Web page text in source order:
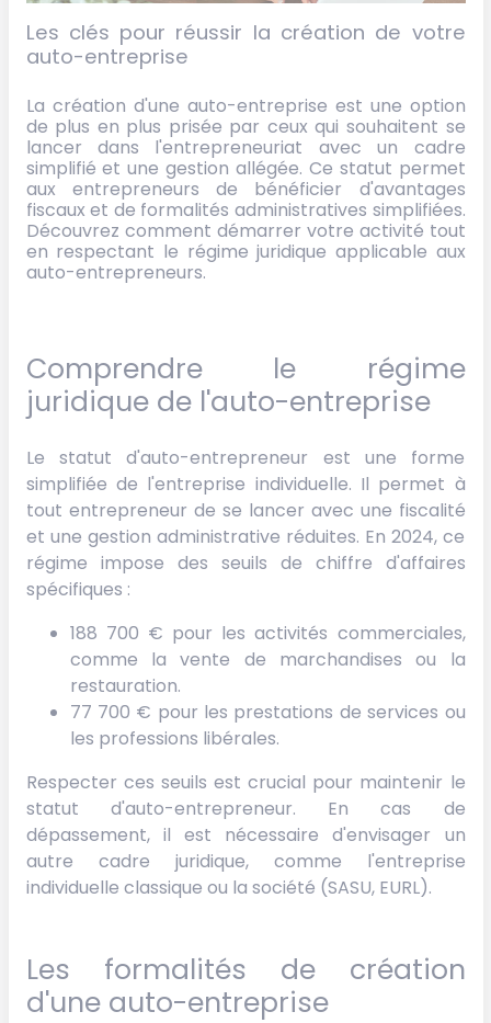
Les clés pour réussir la création de votre
auto-entreprise
La création d'une auto-entreprise est une option
de plus en plus prisée par ceux qui souhaitent se
lancer dans l'entrepreneuriat avec un cadre
simplifié et une gestion allégée. Ce statut permet
aux entrepreneurs de bénéficier d'avantages
fiscaux et de formalités administratives simplifiées.
Découvrez comment démarrer votre activité tout
en respectant le régime juridique applicable aux
auto-entrepreneurs.
Comprendre le régime
juridique de l'auto-entreprise
Le statut d'auto-entrepreneur est une forme
simplifiée de l'entreprise individuelle. Il permet à
tout entrepreneur de se lancer avec une fiscalité
et une gestion administrative réduites. En 2024, ce
régime impose des seuils de chiffre d'affaires
spécifiques :
188 700 € pour les activités commerciales,
comme la vente de marchandises ou la
restauration.
77 700 € pour les prestations de services ou
les professions libérales.
Respecter ces seuils est crucial pour maintenir le
statut d'auto-entrepreneur. En cas de
dépassement, il est nécessaire d'envisager un
autre cadre juridique, comme l'entreprise
individuelle classique ou la société (SASU, EURL).
Les formalités de création
d'une auto-entreprise